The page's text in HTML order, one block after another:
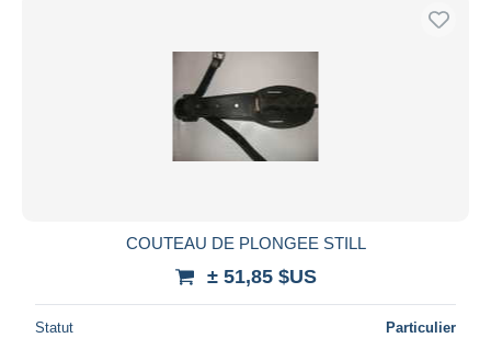
COUTEAU DE PLONGEE STILL
± 51,85 $US
Statut Particulier